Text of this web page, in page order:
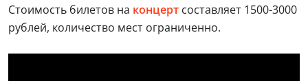
Стоимость билетов на концерт составляет 1500-3000
рублей, количество мест ограниченно.